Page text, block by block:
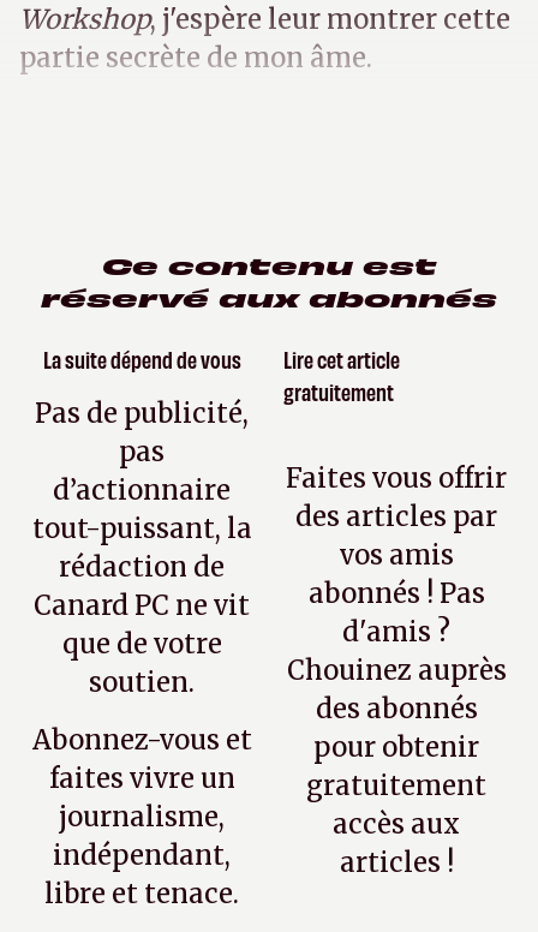
Workshop, j'espère leur montrer cette
partie secrète de mon âme.
Ce contenu est
réservé aux abonnés
La suite dépend de vous
Pas de publicité,
pas
d’actionnaire
tout-puissant, la
rédaction de
Canard PC ne vit
que de votre
soutien.
Abonnez-vous et
faites vivre un
journalisme,
indépendant,
libre et tenace.
Lire cet article
gratuitement
Faites vous offrir
des articles par
vos amis
abonnés ! Pas
d'amis ?
Chouinez auprès
des abonnés
pour obtenir
gratuitement
accès aux
articles !